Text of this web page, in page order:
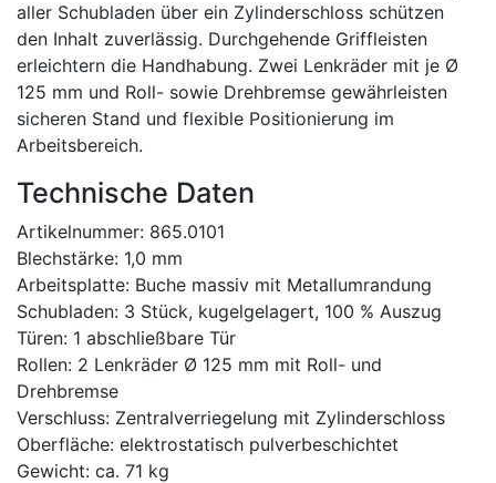
aller Schubladen über ein Zylinderschloss schützen
den Inhalt zuverlässig. Durchgehende Griffleisten
erleichtern die Handhabung. Zwei Lenkräder mit je Ø
125 mm und Roll- sowie Drehbremse gewährleisten
sicheren Stand und flexible Positionierung im
Arbeitsbereich.
Technische Daten
Artikelnummer: 865.0101
Blechstärke: 1,0 mm
Arbeitsplatte: Buche massiv mit Metallumrandung
Schubladen: 3 Stück, kugelgelagert, 100 % Auszug
Türen: 1 abschließbare Tür
Rollen: 2 Lenkräder Ø 125 mm mit Roll- und
Drehbremse
Verschluss: Zentralverriegelung mit Zylinderschloss
Oberfläche: elektrostatisch pulverbeschichtet
Gewicht: ca. 71 kg